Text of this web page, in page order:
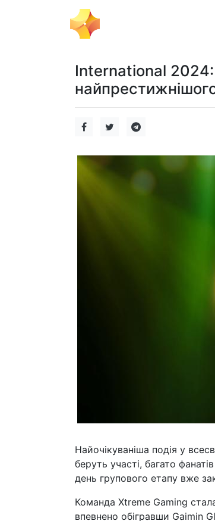
International
Найочікуваніша подія у
беруть участі, багато
день групового етапу вже
Команда Xtreme Gaming
впевнено обігравши Gaimin